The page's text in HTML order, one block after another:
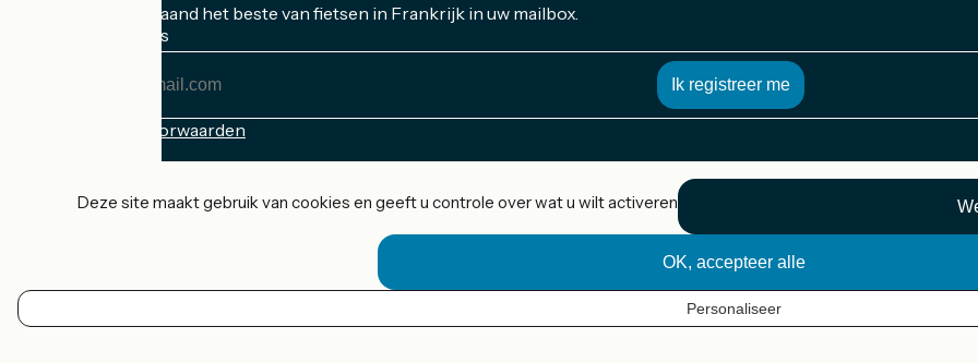
NL
Ontvang elke maand het beste van fietsen in Frankrijk in uw mailbox.
Mijn e-mailadres
Inschrijvingsvoorwaarden
Contact
Wettelijke informatie
Deze site maakt gebruik van cookies en geeft u controle over wat u wilt activeren
OK, accepteer alle
Personaliseer